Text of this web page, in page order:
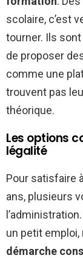
scolaire, c’est
tourner. Ils sont
de proposer
comme une
trouvent pas
théorique.
Les options
légalité
Pour satisfaire
ans, plusieurs
un petit emploi,
démarche